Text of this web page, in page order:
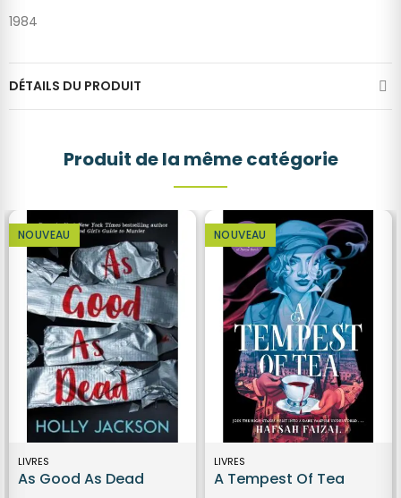
1984
DÉTAILS DU PRODUIT
Produit de la même catégorie
NOUVEAU
LIVRES
As Good As Dead
NOUVEAU
LIVRES
A Tempest Of Tea